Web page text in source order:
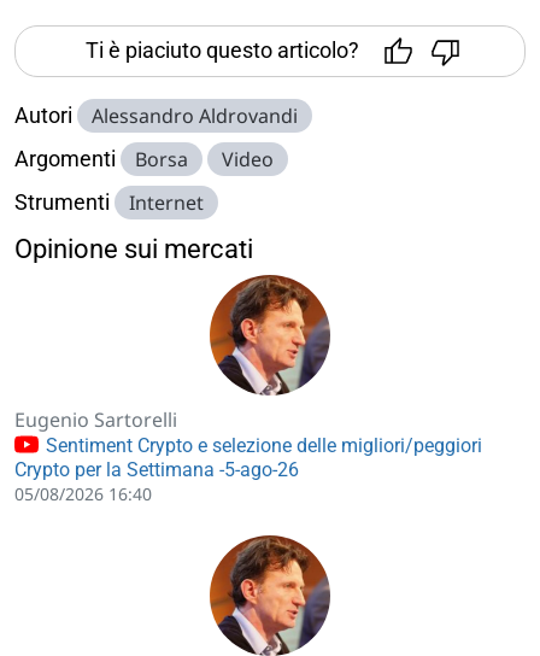
Ti è piaciuto questo articolo?
Autori Alessandro Aldrovandi
Argomenti Borsa Video
Strumenti Internet
Opinione sui mercati
Eugenio Sartorelli
Sentiment Crypto e selezione delle migliori/peggiori
Crypto per la Settimana -5-ago-26
05/08/2026 16:40